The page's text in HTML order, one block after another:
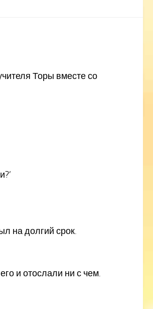
Торы вместе со
на долгий срок.
и отослали ни с чем.